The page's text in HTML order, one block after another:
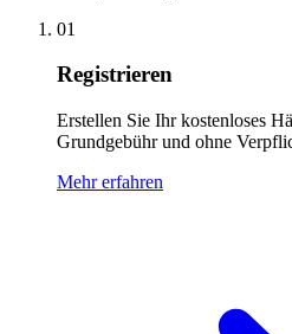
01
Registrieren
Erstellen Sie Ihr kostenloses
Grundgebühr und ohne
Mehr erfahren